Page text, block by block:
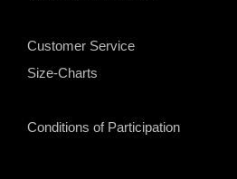
Customer Service
Size-Charts
Conditions of Participation